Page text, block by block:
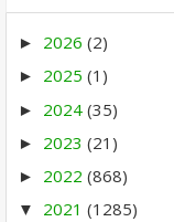
► 2026 (2)
► 2025 (1)
► 2024 (35)
► 2023 (21)
► 2022 (868)
▼ 2021 (1285)